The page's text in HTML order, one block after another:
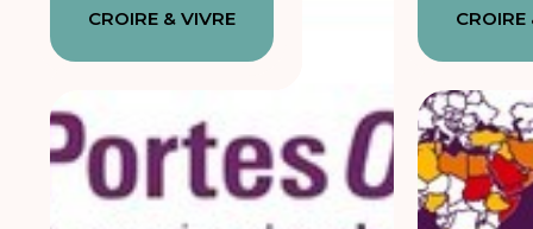
CROIRE & VIVRE CROIRE